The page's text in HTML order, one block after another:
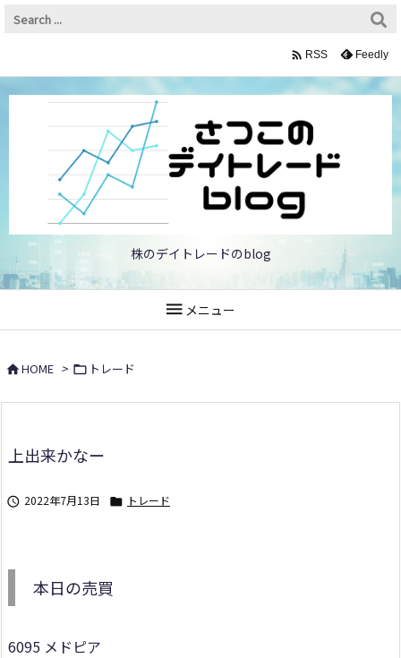
株のデイトレードのblog
メニュー
 RSS Feedly
HOME >  トレード
上出来かなー
 2022年7月13日  トレード
本日の売買
6095 メドピア